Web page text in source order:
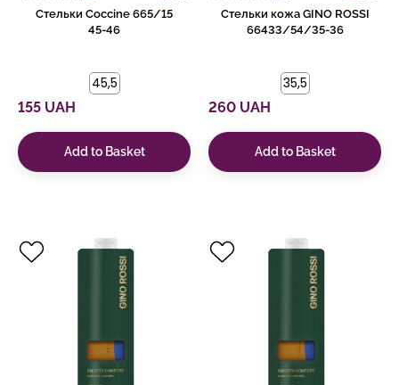
Стельки Coccine 665/15
45-46
45,5
155 UAH
Add to Basket
Стельки кожа GINO ROSSI
66433/54/35-36
35,5
260 UAH
Add to Basket